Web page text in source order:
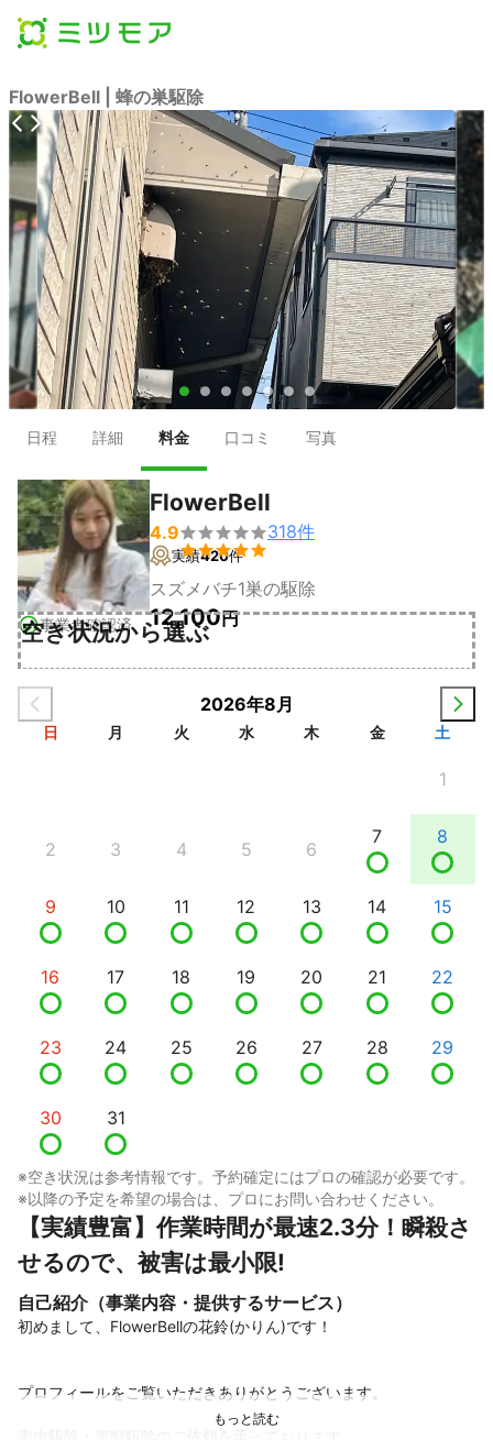
FlowerBell | 蜂の巣駆除
● ● ● ● ● ● ●
日程 詳細 料金 口コミ 写真
事業者確認済
FlowerBell
4.9

318件
実績420件
スズメバチ1巣の駆除
12,100円
空き状況から選ぶ
2026年8月
日 月 火 水 木 金 土
1
2 3 4 5 6
7 8
9 10 11 12 13 14 15
16 17 18 19 20 21 22
23 24 25 26 27 28 29
30 31
※空き状況は参考情報です。予約確定にはプロの確認が必要です。
※以降の予定を希望の場合は、プロにお問い合わせください。
【実績豊富】作業時間が最速2.3分！瞬殺さ
せるので、被害は最小限!
自己紹介（事業内容・提供するサービス）
初めまして、FlowerBellの花鈴(かりん)です！
プロフィールをご覧いただきありがとうございます。